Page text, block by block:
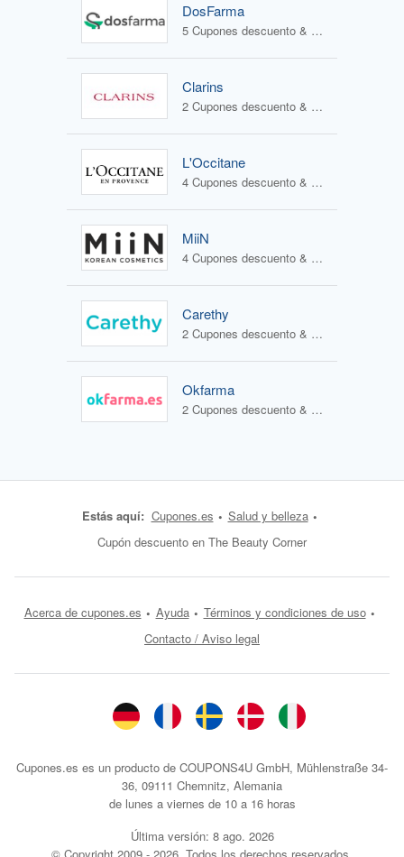
DosFarma
5 Cupones descuento & 1 Oferta
Clarins
2 Cupones descuento & 1 Oferta
L'Occitane
4 Cupones descuento & 2 Ofertas
MiiN
4 Cupones descuento & 3 Ofertas
Carethy
2 Cupones descuento & 1 Oferta
Okfarma
2 Cupones descuento & 1 Oferta
Estás aquí: Cupones.es
Salud y belleza
Cupón descuento en The Beauty Corner
Acerca de cupones.es Ayuda
Términos y condiciones de uso
Contacto / Aviso legal
Cupones.es es un producto de COUPONS4U GmbH, Mühlenstraße 34-
36, 09111 Chemnitz, Alemania
de lunes a viernes de 10 a 16 horas
Última versión: 8 ago. 2026